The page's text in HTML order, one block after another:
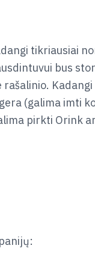
tikriausiai
bus
(galima imti
pirkti Orink